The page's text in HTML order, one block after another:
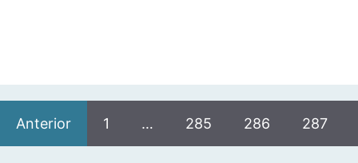
Anterior 1 … 285 286 287